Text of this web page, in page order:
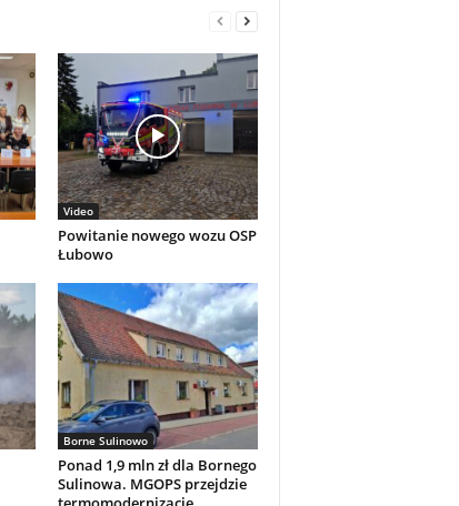
Video
Powitanie nowego wozu OSP
Łubowo
Borne Sulinowo
Ponad 1,9 mln zł dla Bornego
Sulinowa. MGOPS przejdzie